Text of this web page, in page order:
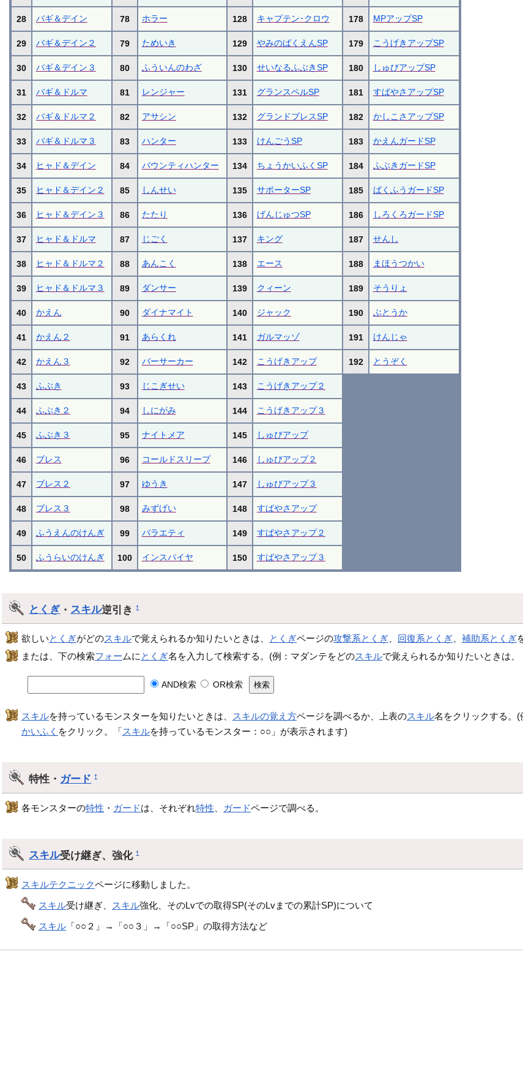
28 バギ＆デイン 78 ホラー 128 キャプテン･クロウ 178 MPアップSP
29 バギ＆デイン２ 79 ためいき 129 やみのばくえんSP 179 こうげきアップSP
30 バギ＆デイン３ 80 ふういんのわざ 130 せいなるふぶきSP 180 しゅびアップSP
31 バギ＆ドルマ 81 レンジャー 131 グランスペルSP 181 すばやさアップSP
32 バギ＆ドルマ２ 82 アサシン 132 グランドブレスSP 182 かしこさアップSP
33 バギ＆ドルマ３ 83 ハンター 133 けんごうSP 183 かえんガードSP
34 ヒャド＆デイン 84 バウンティハンター 134 ちょうかいふくSP 184 ふぶきガードSP
35 ヒャド＆デイン２ 85 しんせい 135 サポーターSP 185 ばくふうガードSP
36 ヒャド＆デイン３ 86 たたり 136 げんじゅつSP 186 しろくろガードSP
37 ヒャド＆ドルマ 87 じごく 137 キング 187 せんし
38 ヒャド＆ドルマ２ 88 あんこく 138 エース 188 まほうつかい
39 ヒャド＆ドルマ３ 89 ダンサー 139 クィーン 189 そうりょ
40 かえん 90 ダイナマイト 140 ジャック 190 ぶとうか
41 かえん２ 91 あらくれ 141 ガルマッゾ 191 けんじゃ
42 かえん３ 92 バーサーカー 142 こうげきアップ 192 とうぞく
43 ふぶき 93 じこぎせい 143 こうげきアップ２
44 ふぶき２ 94 しにがみ 144 こうげきアップ３
45 ふぶき３ 95 ナイトメア 145 しゅびアップ
46 ブレス 96 コールドスリープ 146 しゅびアップ２
47 ブレス２ 97 ゆうき 147 しゅびアップ３
48 ブレス３ 98 みずげい 148 すばやさアップ
49 ふうえんのけんぎ 99 バラエティ 149 すばやさアップ２
50 ふうらいのけんぎ 100 インスパイヤ 150 すばやさアップ３
とくぎ ・ スキル逆引き†
欲しいとくぎがどのスキルで覚えられるか知りたいときは、 とくぎページの攻撃系とくぎ 回復系とくぎ 、補助系とくぎ
または、下の検索フォー ムに とくぎ名を入力して検索する。(例：マダンテをどのスキルで覚えられるか知りたいときは
AND検索 OR検索
スキルを持っているモンスターを知りたいときは、 スキルの覚え方ページを調べるか、上表のスキル名をクリックする。(
かいふく をクリック。「スキルを持っているモンスター：○○」が表示されます)
特性・ ガード †
各モンスターの特性 ・ ガードは、それぞれ特性 ガードページで調べる。
スキル受け継ぎ、強化†
スキルテクニックページに移動しました。
スキル受け継ぎ、 スキル強化、そのLvでの取得SP(そのLvまでの累計SP)について
スキル 「○○２」→「○○３」→「○○SP」の取得方法など